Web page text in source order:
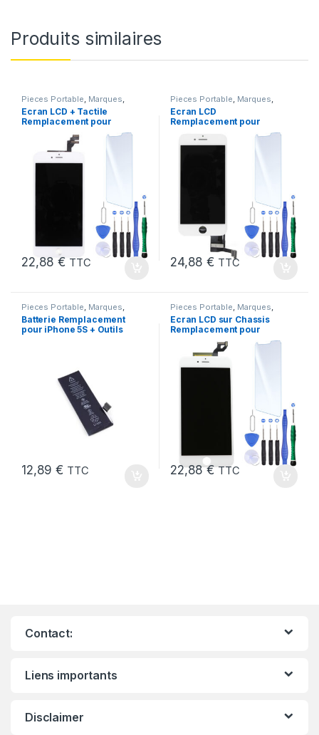
Produits similaires
Pieces Portable Marques
Apple iPhone 6 Plus
Ecran LCD + Tactile
Remplacement pour
22,88€ TTC
Pieces Portable Marques
Apple iPhone 7
Ecran LCD
Remplacement pour
Trempe +Kit
24,88€ TTC
Pieces Portable Marques
Apple iPhone 5s Batteries et
chargeurs,Batteries Apple
Batterie Remplacement
pour iPhone 5S + Outils
12,89€ TTC
Pieces Portable Marques
Apple iPhone 6S Plus
Ecran LCD sur Chassis
Remplacement pour
iPhone 6S Plus Blanc
22,88€ TTC
Contact:
Liens importants
Disclaimer